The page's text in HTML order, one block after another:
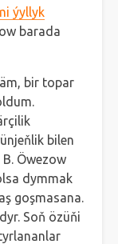
ýyllyk
barada
bir topar
bilen
Öwezow
dymmak
goşmasana.
Soň özüňi